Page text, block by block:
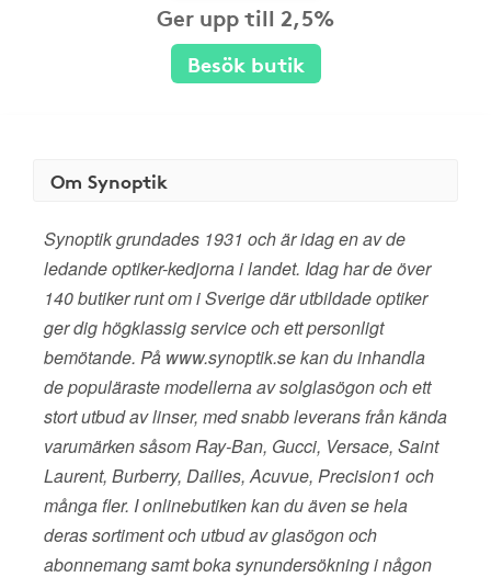
Ger upp till 2,5%
Besök butik
Om Synoptik
Synoptik grundades 1931 och är idag en av de
ledande optiker-kedjorna i landet. Idag har de över
140 butiker runt om i Sverige där utbildade optiker
ger dig högklassig service och ett personligt
bemötande. På www.synoptik.se kan du inhandla
de populäraste modellerna av solglasögon och ett
stort utbud av linser, med snabb leverans från kända
varumärken såsom Ray-Ban, Gucci, Versace, Saint
Laurent, Burberry, Dailies, Acuvue, Precision1 och
många fler. I onlinebutiken kan du även se hela
deras sortiment och utbud av glasögon och
abonnemang samt boka synundersökning i någon